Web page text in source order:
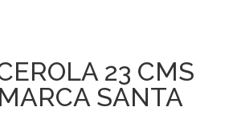
23 CMS
SANTA